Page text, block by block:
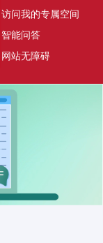
访问我的专属空间
智能问答
网站无障碍